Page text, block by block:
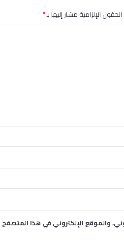
الحقول الإلزامية مشار إليها بـ*
والموقع الإلكتروني في هذا